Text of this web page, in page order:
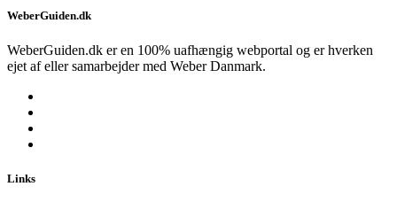
WeberGuiden.dk
WeberGuiden.dk er en 100% uafhængig webportal og er hverken
ejet af eller samarbejder med Weber Danmark.
Links